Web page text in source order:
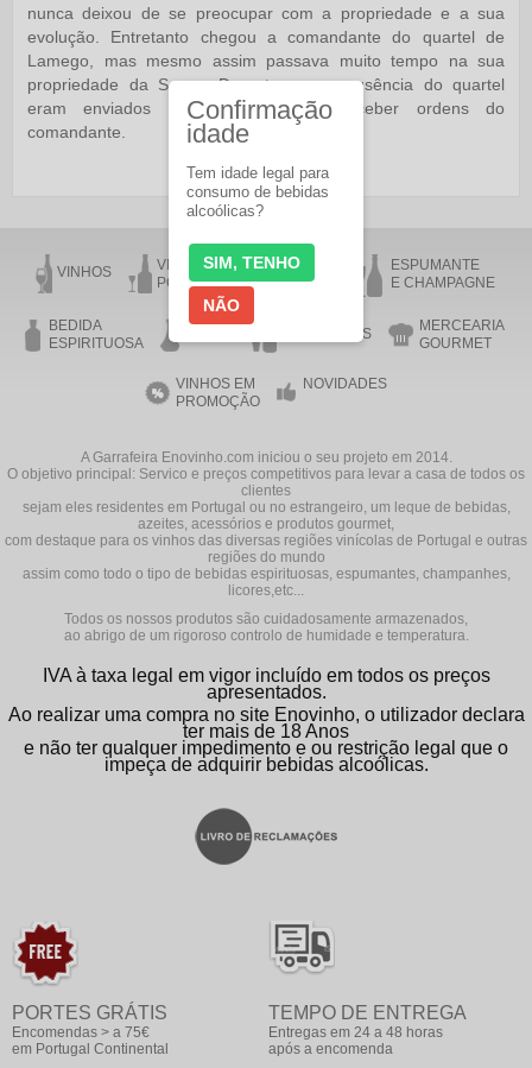
nunca deixou de se preocupar com a propriedade e a sua
evolução. Entretanto chegou a comandante do quartel de
Lamego, mas mesmo assim passava muito tempo na sua
propriedade da Seara. Durante a sua ausência do quartel
eram enviados soldados à Seara receber ordens do
comandante.
VINHOS
VINHO DO
PORTO
VINHO DA
MADEIRA
ESPUMANTE
E CHAMPAGNE
BEDIDA
ESPIRITUOSA
ACESSÓRIOS
MERCEARIA
GOURMET
VINHOS EM
PROMOÇÃO
NOVIDADES
A Garrafeira Enovinho.com iniciou o seu projeto em 2014.
O objetivo principal: Servico e preços competitivos para levar a casa de todos os
clientes
sejam eles residentes em Portugal ou no estrangeiro, um leque de bebidas,
azeites, acessórios e produtos gourmet,
com destaque para os vinhos das diversas regiões vinícolas de Portugal e outras
regiões do mundo
assim como todo o tipo de bebidas espirituosas, espumantes, champanhes,
licores,etc...
Todos os nossos produtos são cuidadosamente armazenados,
ao abrigo de um rigoroso controlo de humidade e temperatura.
IVA à taxa legal em vigor incluído em todos os preços
apresentados.
Ao realizar uma compra no site Enovinho, o utilizador declara
ter mais de 18 Anos
e não ter qualquer impedimento e ou restrição legal que o
impeça de adquirir bebidas alcoólicas.
PORTES GRÁTIS
Encomendas > a 75€
em Portugal Continental
TEMPO DE ENTREGA
Entregas em 24 a 48 horas
após a encomenda
Confirmação
idade
Tem idade legal para
consumo de bebidas
alcoólicas?
SIM, TENHO
NÃO